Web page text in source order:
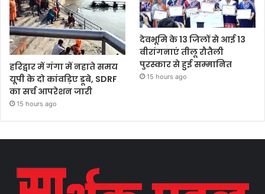
हरिद्वार में गंगा में नहाते समय
यूपी के दो कांवड़िए डूबे, SDRF
का सर्च आपरेशन जारी
15 hours ago
देवभूमि के 13 जिलों से आई 13
वीरांगनाएं तीलू रौतैली
पुरस्कार से हुई सम्मानित
15 hours ago